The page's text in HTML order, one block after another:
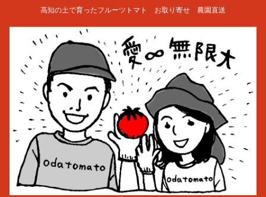
高知の土で育ったフルーツトマト お取り寄せ 農園直送